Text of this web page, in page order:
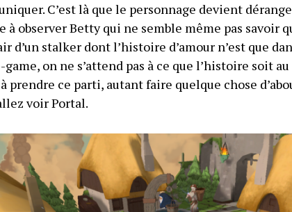
C’est là que le personnage devient
à observer Betty qui ne semble même pas savoir
d’un stalker dont l’histoire d’amour n’est que
game, on ne s’attend pas à ce que l’histoire soit
prendre ce parti, autant faire quelque chose
voir Portal.